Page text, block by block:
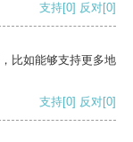
支持[0] 反对[0]
比如能够支持更多地
支持[0] 反对[0]